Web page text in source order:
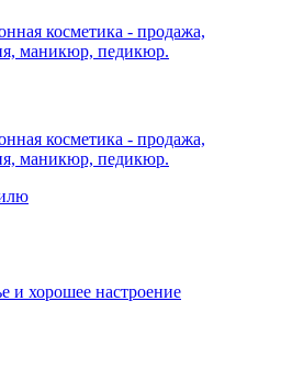
косметика - продажа,
маникюр, педикюр.
косметика - продажа,
маникюр, педикюр.
и хорошее настроение